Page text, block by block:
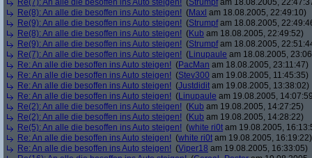
Re(7): An alle die besoffen ins Auto steigen! (Strumpfam 18.08.2005,
Re(8): An alle die besoffen ins Auto steigen! (Maxl am 18.08.2005, 22:49:10)
Re(9): An alle die besoffen ins Auto steigen! (Strumpfam 18.08.2005,
Re(8): An alle die besoffen ins Auto steigen! (Kub am 18.08.2005, 22:49:52)
Re(9): An alle die besoffen ins Auto steigen! (Strumpfam 18.08.2005,
Re(7): An alle die besoffen ins Auto steigen! (Linupaule am 18.08.2005,
Re: An alle die besoffen ins Auto steigen! (PacMan am 18.08.2005, 23:11:47)
Re: An alle die besoffen ins Auto steigen! (Stev300 am 19.08.2005, 11:45:35)
Re: An alle die besoffen ins Auto steigen! (Justdidit am 19.08.2005, 13:38:02)
Re: An alle die besoffen ins Auto steigen! (Linupaule am 19.08.2005,
Re(2): An alle die besoffen ins Auto steigen! (Kub am 19.08.2005, 14:27:25)
Re(2): An alle die besoffen ins Auto steigen! (Kub am 19.08.2005, 14:28:22)
Re(5): An alle die besoffen ins Auto steigen! (white ri0t am 19.08.2005,
Re: An alle die besoffen ins Auto steigen! (white ri0t am 19.08.2005, 16:19:22)
Re: An alle die besoffen ins Auto steigen! (Viper18 am 19.08.2005, 16:33:05)